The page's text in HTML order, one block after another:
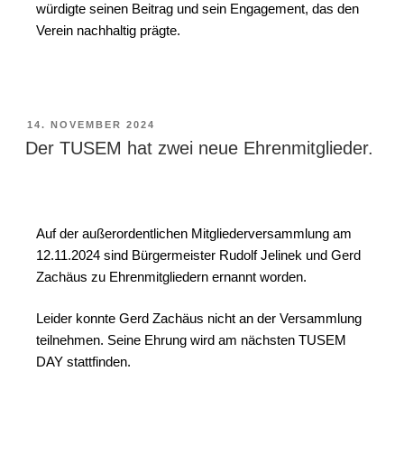
würdigte seinen Beitrag und sein Engagement, das den
Verein nachhaltig prägte.
14. NOVEMBER 2024
Der TUSEM hat zwei neue Ehrenmitglieder.
Auf der außerordentlichen Mitgliederversammlung am
12.11.2024 sind Bürgermeister Rudolf Jelinek und Gerd
Zachäus zu Ehrenmitgliedern ernannt worden.
Leider konnte Gerd Zachäus nicht an der Versammlung
teilnehmen. Seine Ehrung wird am nächsten TUSEM
DAY stattfinden.